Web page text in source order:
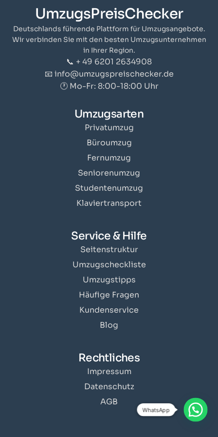
UmzugsPreisChecker
Deutschlands führende Plattform für Umzugsangebote.
Wir verbinden Sie mit den besten Umzugsunternehmen
in Ihrer Region.
📞 + 49 6201 2634908
📧 info@umzugspreischecker.de
🕐 Mo-Fr: 8:00-18:00 Uhr
Umzugsarten
Privatumzug
Büroumzug
Fernumzug
Seniorenumzug
Studentenumzug
Klaviertransport
Service & Hilfe
Seitenstruktur
Umzugscheckliste
Umzugstipps
Häufige Fragen
Kundenservice
Blog
Rechtliches
Impressum
Datenschutz
AGB
WhatsApp